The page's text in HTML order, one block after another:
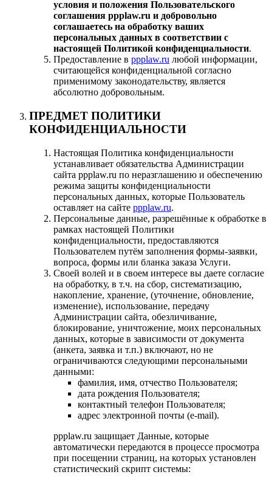
условия и положения Пользовательского
соглашения ppplaw.ru и добровольно
соглашаетесь на обработку ваших
персональных данных в соответствии с
настоящей Политикой конфиденциальности.
Предоставление в ppplaw.ru любой информации,
считающейся конфиденциальной согласно
применимому законодательству, является
абсолютно добровольным.
ПРЕДМЕТ ПОЛИТИКИ
КОНФИДЕНЦИАЛЬНОСТИ
Настоящая Политика конфиденциальности
устанавливает обязательства Администрации
сайта ppplaw.ru по неразглашению и обеспечению
режима защиты конфиденциальности
персональных данных, которые Пользователь
оставляет на сайте ppplaw.ru.
Персональные данные, разрешённые к обработке в
рамках настоящей Политики
конфиденциальности, предоставляются
Пользователем путём заполнения формы-заявки,
вопроса, формы или бланка заказа Услуги.
Своей волей и в своем интересе вы даете согласие
на обработку, в т.ч. на сбор, систематизацию,
накопление, хранение, (уточнение, обновление,
изменение), использование, передачу
Администрации сайта, обезличивание,
блокирование, уничтожение, моих персональных
данных, которые в зависимости от документа
(анкета, заявка и т.п.) включают, но не
ограничиваются следующими персональными
данными:
фамилия, имя, отчество Пользователя;
дата рождения Пользователя;
контактный телефон Пользователя;
адрес электронной почты (e-mail).
ppplaw.ru защищает Данные, которые
автоматически передаются в процессе просмотра
при посещении страниц, на которых установлен
статистический скрипт системы: